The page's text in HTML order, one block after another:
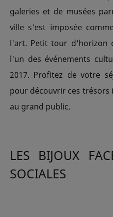
galeries et de musées
ville s'est imposée
l'art. Petit tour d'horizon
l'un des événements
2017. Profitez de votre
pour découvrir ces trésors
au grand public.
LES BIJOUX
SOCIALES